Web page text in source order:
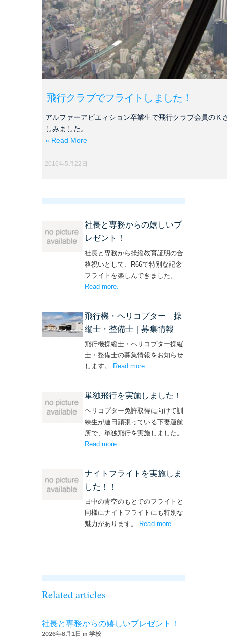
飛行クラブでフライトしました！
アルファーアビエィション卒業生で飛行クラブ会員のＫ
しみました。
» Read More
2016年5月22日
社長と専務からの嬉しいプ
レゼント！
社長と専務から操縦教育証明の合
格祝いとして、R66で特別な記念
フライトを楽しんできました。
Read more
飛行機・ヘリコプター 操
縦士・整備士｜募集情報
飛行機操縦士・ヘリコプター操縦
士・整備士の募集情報をお知らせ
します。
Read more– ‘飛行機・ヘリコプター
.
単独飛行を実施しました！
ヘリコプター免許取得に向けて訓
練生が連日頑張っている下妻運航
所で、単独飛行を実施しました。
Read more
ナイトフライトを実施しま
した！！
日中の青空のもとでのフライトと
同様にナイトフライトにも特別な
魅力があります。
Read more– ‘ナイトフライト
.
Related articles
社長と専務からの嬉しいプレゼント！
2026年8月1日 in 学校